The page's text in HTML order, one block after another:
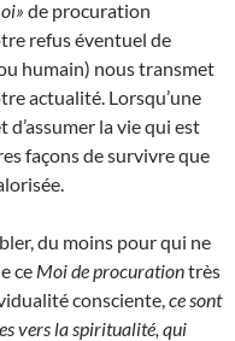
de procuration
refus éventuel de
humain) nous transmet
actualité. Lorsqu’une
la vie qui est
façons de survivre que
du moins pour qui ne
ce Moi de procurationtrès
consciente, ce sont
vers la spiritualité, qui